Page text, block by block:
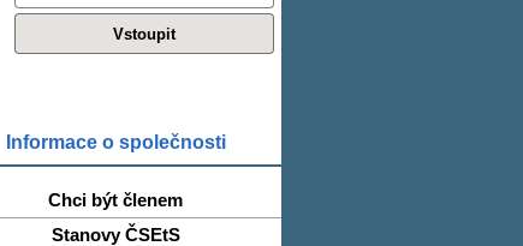
Informace o společnosti
Chci být členem
Stanovy ČSEtS